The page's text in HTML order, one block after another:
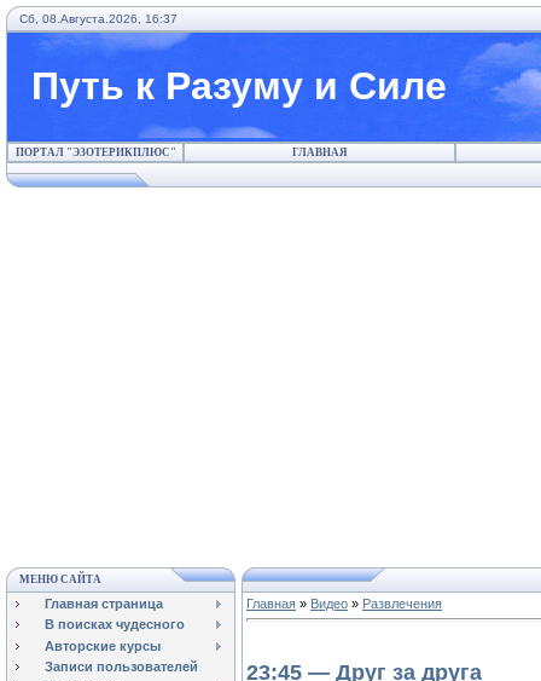
Сб, 08.Августа.2026, 16:37
Путь к Разуму и Силе
ПОРТАЛ "ЭЗОТЕРИКПЛЮС" ГЛАВНАЯ
МЕНЮ САЙТА
Главная страница
В поисках чудесного
Авторские курсы
Записи пользователей
Главная » Видео » Развлечения
23:45 — Друг за друга